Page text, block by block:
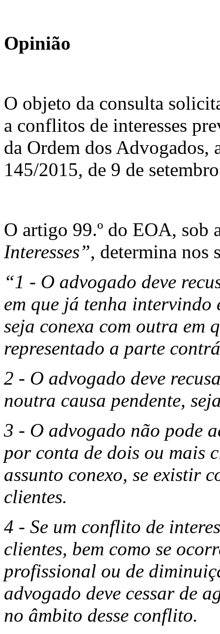
Opinião
O objeto da consulta
a conflitos de interesses
da Ordem dos Advogados,
145/2015, de 9 de
O artigo 99.º do EOA, sob
Interesses”, determina nos
“1 - O advogado deve
em que já tenha
seja conexa com outra em
representado a parte
2 - O advogado deve
noutra causa pendente,
3 - O advogado não pode
por conta de dois ou mais
assunto conexo, se existir
clientes.
4 - Se um conflito de
clientes, bem como se
profissional ou de
advogado deve cessar de
no âmbito desse conflito.